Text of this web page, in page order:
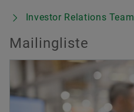
Investor Relations Team
Mailingliste